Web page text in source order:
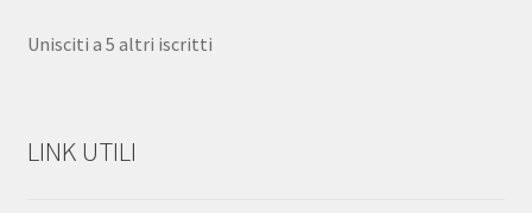
Unisciti a 5 altri iscritti
LINK UTILI